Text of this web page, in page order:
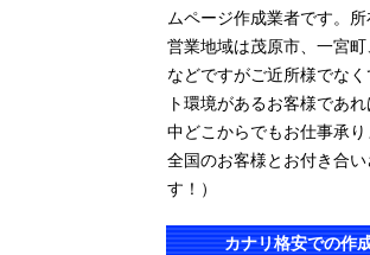
ムページ作成業者です。
営業地域は茂原市、一宮
などですがご近所様でな
ト環境があるお客様であ
中どこからでもお仕事承
全国のお客様とお付き合
す！）
カナリ格安での作